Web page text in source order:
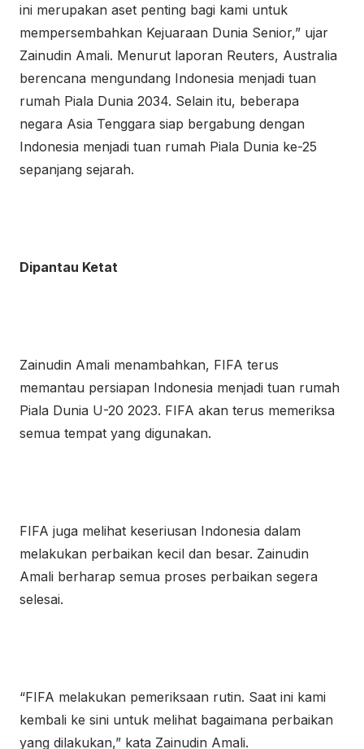
ini merupakan aset penting bagi kami untuk
mempersembahkan Kejuaraan Dunia Senior,” ujar
Zainudin Amali. Menurut laporan Reuters, Australia
berencana mengundang Indonesia menjadi tuan
rumah Piala Dunia 2034. Selain itu, beberapa
negara Asia Tenggara siap bergabung dengan
Indonesia menjadi tuan rumah Piala Dunia ke-25
sepanjang sejarah.
Dipantau Ketat
Zainudin Amali menambahkan, FIFA terus
memantau persiapan Indonesia menjadi tuan rumah
Piala Dunia U-20 2023. FIFA akan terus memeriksa
semua tempat yang digunakan.
FIFA juga melihat keseriusan Indonesia dalam
melakukan perbaikan kecil dan besar. Zainudin
Amali berharap semua proses perbaikan segera
selesai.
“FIFA melakukan pemeriksaan rutin. Saat ini kami
kembali ke sini untuk melihat bagaimana perbaikan
yang dilakukan,” kata Zainudin Amali.